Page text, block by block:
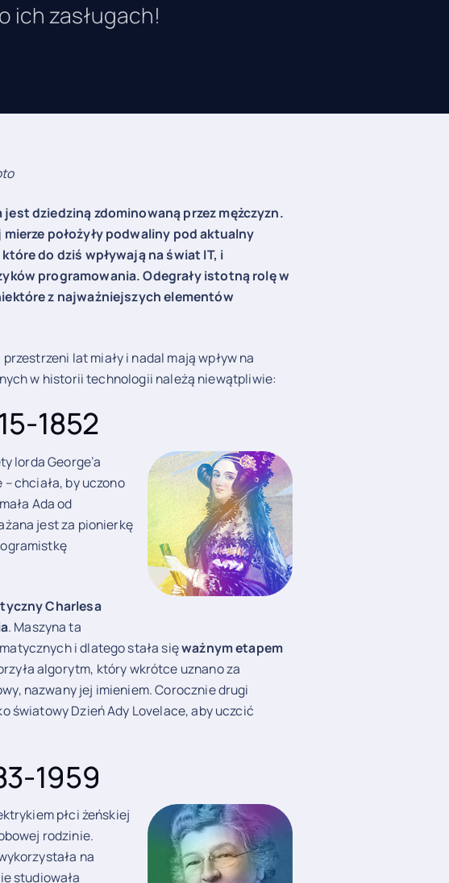
ich zasługach!
dziedziną zdominowaną przez mężczyzn.
położyły podwaliny pod aktualny
do dziś wpływają na świat IT, i
programowania. Odegrały istotną rolę w
z najważniejszych elementów
przestrzeni lat miały i nadal mają wpływ na
w historii technologii należą niewątpliwie:
1852
lorda George’a
chciała, by uczono
Ada od
jest za pionierkę
Charlesa
. Maszyna ta
i dlatego stała sięważnym etapem
algorytm, który wkrótce uznano za
nazwany jej imieniem. Corocznie drugi
światowy Dzień Ady Lovelace, aby uczcić
1959
płci żeńskiej
rodzinie.
na
studiowała